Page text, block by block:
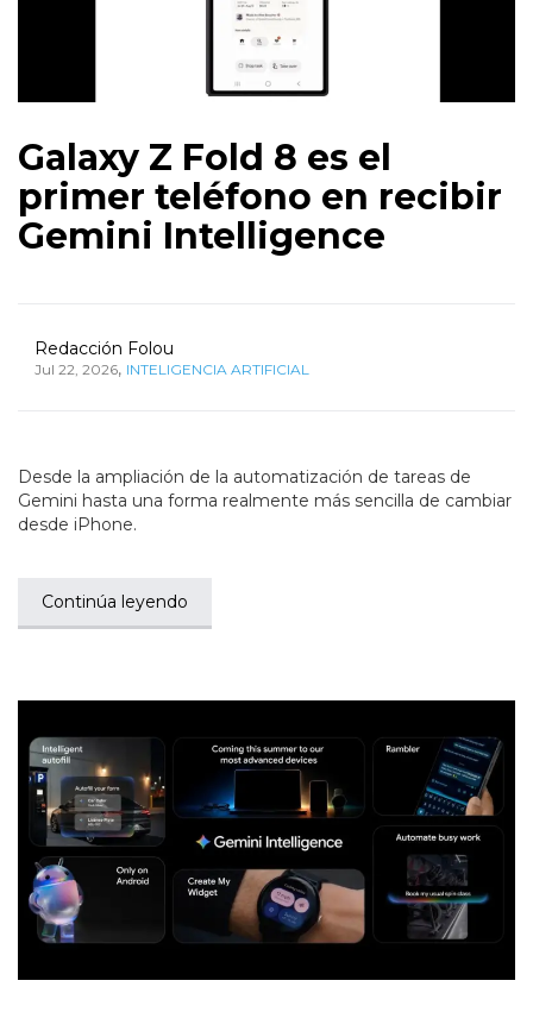
Galaxy Z Fold 8 es el
primer teléfono en recibir
Gemini Intelligence
Redacción Folou
Jul 22, 2026, INTELIGENCIA ARTIFICIAL
Desde la ampliación de la automatización de tareas de
Gemini hasta una forma realmente más sencilla de cambiar
desde iPhone.
Continúa leyendo